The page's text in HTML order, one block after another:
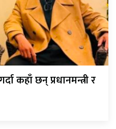
कहाँ छन् प्रधानमन्त्री र